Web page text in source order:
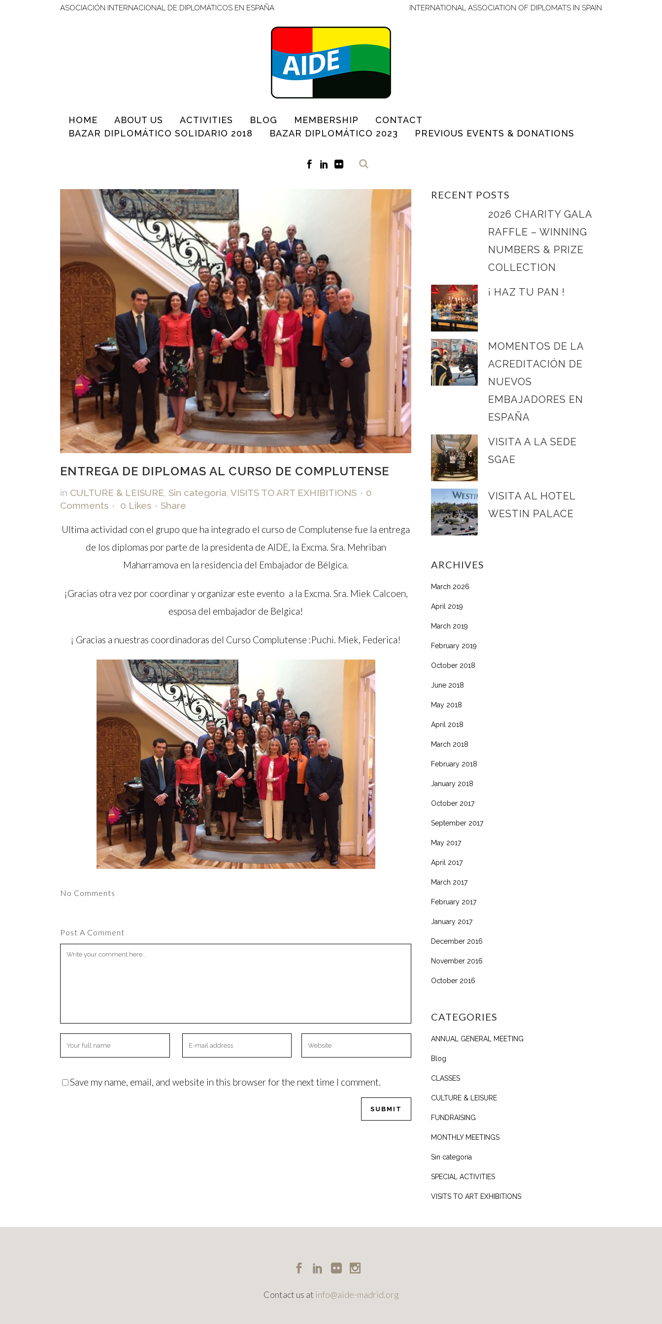
ASOCIACIÓN INTERNACIONAL DE DIPLOMÁTICOS EN ESPAÑA INTERNATIONAL ASSOCIATION OF DIPLOMATS IN SPAIN
HOME ABOUT US ACTIVITIES BLOG MEMBERSHIP
CONTACT
BAZAR DIPLOMÁTICO SOLIDARIO 2018
BAZAR DIPLOMÁTICO 2023 PREVIOUS EVENTS & DONATIONS
ENTREGA DE DIPLOMAS AL CURSO DE COMPLUTENSE
in CULTURE & LEISURE, Sin categoría, VISITS TO ART EXHIBITIONS
0
Comments
0 Likes Share
Ultima actividad con el grupo que ha integrado el curso de Complutense fue la entrega
de los diplomas por parte de la presidenta de AIDE, la Excma. Sra. Mehriban
Maharramova en la residencia del Embajador de Bélgica.
¡Gracias otra vez por coordinar y organizar este evento a la Excma. Sra. Miek Calcoen,
esposa del embajador de Belgica!
¡ Gracias a nuestras coordinadoras del Curso Complutense :Puchi. Miek, Federica!
No Comments
Post A Comment
Save my name, email, and website in this browser for the next time I comment.
RECENT POSTS
2026 CHARITY GALA
RAFFLE – WINNING
NUMBERS & PRIZE
COLLECTION
¡ HAZ TU PAN !
MOMENTOS DE LA
ACREDITACIÓN DE
NUEVOS
EMBAJADORES EN
ESPAÑA
VISITA A LA SEDE
SGAE
VISITA AL HOTEL
WESTIN PALACE
ARCHIVES
March 2026
April 2019
March 2019
February 2019
October 2018
June 2018
May 2018
April 2018
March 2018
February 2018
January 2018
October 2017
September 2017
May 2017
April 2017
March 2017
February 2017
January 2017
December 2016
November 2016
October 2016
CATEGORIES
ANNUAL GENERAL MEETING
Blog
CLASSES
CULTURE & LEISURE
FUNDRAISING
MONTHLY MEETINGS
Sin categoría
SPECIAL ACTIVITIES
VISITS TO ART EXHIBITIONS
Contact us at info@aide-madrid.org